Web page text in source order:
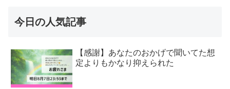
今日の人気記事
【感謝】あなたのおかげで聞いてた想
定よりもかなり抑えられた